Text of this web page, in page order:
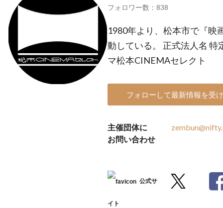
フォロワー数：838
1980年より、松本市で『映
動している。 正式法人名
マ松本CINEMAセレクト
フォローして最新情報を受
主催団体に
お問い合わせ
公式サ
イト